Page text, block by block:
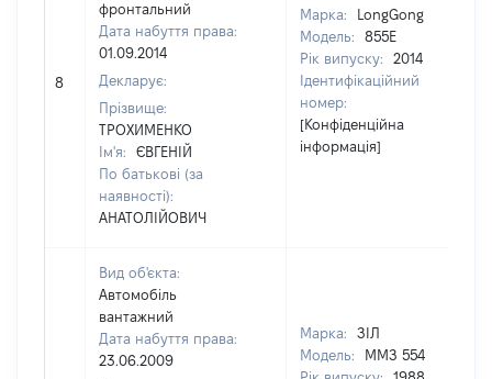
8
фронтальний
Дата набуття права:
01.09.2014
Декларує:
Прізвище:
ТРОХИМЕНКО
Ім'я:
ЄВГЕНІЙ
По батькові (за
наявності):
АНАТОЛІЙОВИЧ
Марка:
LongGong
Модель:
855E
Рік випуску:
2014
Ідентифікаційний
номер:
[Конфіденційна
інформація]
Вид об'єкта:
Автомобіль
вантажний
Дата набуття права:
23.06.2009
Марка:
ЗІЛ
Модель:
ММЗ 554